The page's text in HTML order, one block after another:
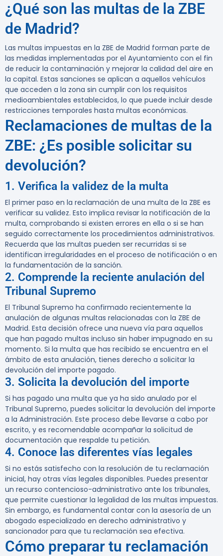
¿Qué son las multas de la ZBE
de Madrid?
Las multas impuestas en la ZBE de Madrid forman parte de
las medidas implementadas por el Ayuntamiento con el fin
de reducir la contaminación y mejorar la calidad del aire en
la capital. Estas sanciones se aplican a aquellos vehículos
que acceden a la zona sin cumplir con los requisitos
medioambientales establecidos, lo que puede incluir desde
restricciones temporales hasta multas económicas.
Reclamaciones de multas de la
ZBE: ¿Es posible solicitar su
devolución?
1. Verifica la validez de la multa
El primer paso en la reclamación de una multa de la ZBE es
verificar su validez. Esto implica revisar la notificación de la
multa, comprobando si existen errores en ella o si se han
seguido correctamente los procedimientos administrativos.
Recuerda que las multas pueden ser recurridas si se
identifican irregularidades en el proceso de notificación o en
la fundamentación de la sanción.
2. Comprende la reciente anulación del
Tribunal Supremo
El Tribunal Supremo ha confirmado recientemente la
anulación de algunas multas relacionadas con la ZBE de
Madrid. Esta decisión ofrece una nueva vía para aquellos
que han pagado multas incluso sin haber impugnado en su
momento. Si la multa que has recibido se encuentra en el
ámbito de esta anulación, tienes derecho a solicitar la
devolución del importe pagado.
3. Solicita la devolución del importe
Si has pagado una multa que ya ha sido anulado por el
Tribunal Supremo, puedes solicitar la devolución del importe
a la Administración. Este proceso debe llevarse a cabo por
escrito, y es recomendable acompañar la solicitud de
documentación que respalde tu petición.
4. Conoce las diferentes vías legales
Si no estás satisfecho con la resolución de tu reclamación
inicial, hay otras vías legales disponibles. Puedes presentar
un recurso contencioso-administrativo ante los tribunales,
que permite cuestionar la legalidad de las multas impuestas.
Sin embargo, es fundamental contar con la asesoría de un
abogado especializado en derecho administrativo y
sancionador para que tu reclamación sea efectiva.
Cómo preparar tu reclamación